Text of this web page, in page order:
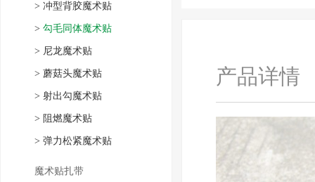
> 冲型背胶魔术贴
> 勾毛同体魔术贴
> 尼龙魔术贴
> 蘑菇头魔术贴
> 射出勾魔术贴
> 阻燃魔术贴
> 弹力松紧魔术贴
魔术贴扎带
产品详情